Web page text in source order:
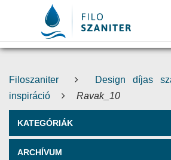
Filoszaniter
Design díjas
inspiráció
Ravak_10
KATEGÓRIÁK
ARCHÍVUM